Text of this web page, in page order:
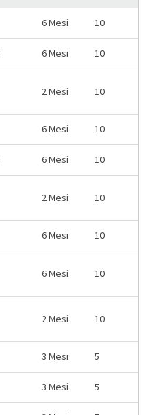
6 Mesi 10
6 Mesi 10
2 Mesi 10
6 Mesi 10
6 Mesi 10
2 Mesi 10
6 Mesi 10
6 Mesi 10
2 Mesi 10
3 Mesi 5
3 Mesi 5